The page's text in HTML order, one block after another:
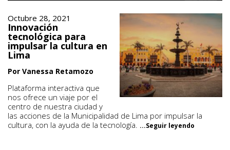
Octubre 28, 2021
Innovación
tecnológica para
impulsar la cultura en
Lima
Por Vanessa Retamozo
Plataforma interactiva que
nos ofrece un viaje por el
centro de nuestra ciudad y
las acciones de la Municipalidad de Lima por impulsar la
cultura, con la ayuda de la tecnología. ...Seguir leyendo